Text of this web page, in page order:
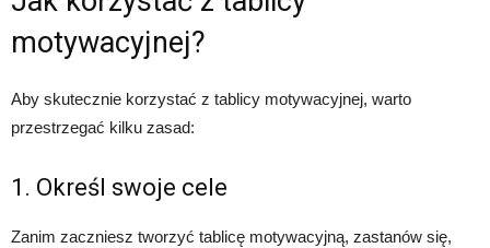
motywacyjnej?
Aby skutecznie korzystać z tablicy motywacyjnej, warto
przestrzegać kilku zasad:
1. Określ swoje cele
Zanim zaczniesz tworzyć tablicę motywacyjną, zastanów się,